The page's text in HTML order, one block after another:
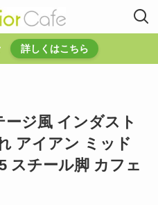
詳しくはこちら
ジ風 インダスト
アイアン ミッド
スチール脚 カフェ